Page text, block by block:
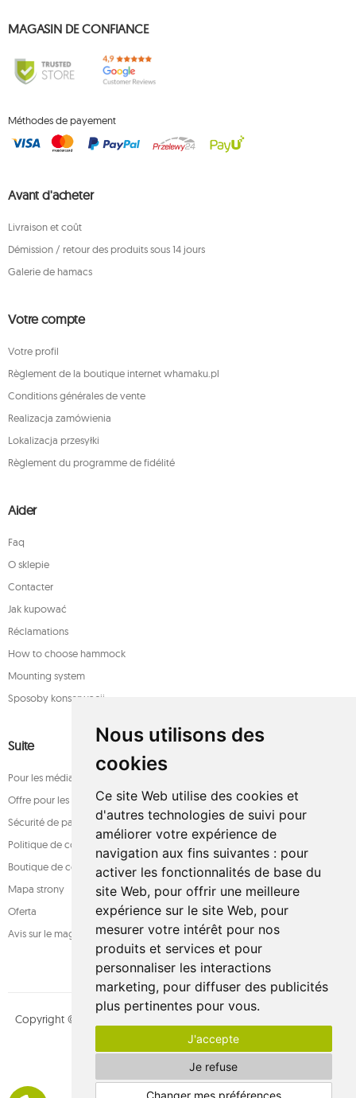
Nous utilisons des
cookies
Ce site Web utilise des cookies et
d'autres technologies de suivi pour
améliorer votre expérience de
navigation aux fins suivantes : pour
activer les fonctionnalités de base du
site Web, pour offrir une meilleure
expérience sur le site Web, pour
mesurer votre intérêt pour nos
produits et services et pour
personnaliser les interactions
marketing, pour diffuser des publicités
plus pertinentes pour vous.
J'accepte
Je refuse
Changer mes préférences
MAGASIN DE CONFIANCE
Méthodes de payement
Avant d'acheter
Livraison et coût
Démission / retour des produits sous 14 jours
Galerie de hamacs
Votre compte
Votre profil
Règlement de la boutique internet whamaku.pl
Conditions générales de vente
Realizacja zamówienia
Lokalizacja przesyłki
Règlement du programme de fidélité
Aider
Faq
O sklepie
Contacter
Jak kupować
Réclamations
How to choose hammock
Mounting system
Sposoby konserwacji
Suite
Pour les médias
Offre pour les entreprises
Sécurité de paiement
Politique de confidentialité
Boutique de confiance
Mapa strony
Oferta
Avis sur le magasin
Copyright © whamaku.pl. Tous les droits sont réservés. Conçu par
MOUTON interactive